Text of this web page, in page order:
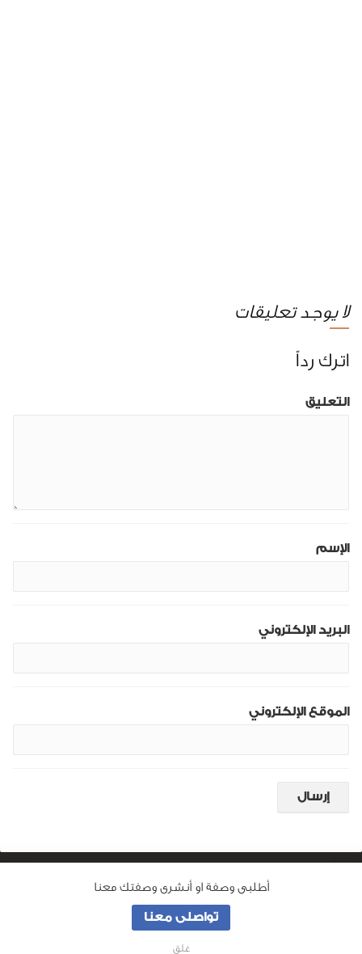
أطلبى وصفة او أنشرى وصفتك معنا
تواصلى معنا
غلق
لا يوجد تعليقات
اترك رداً
التعليق
الإسم
البريد الإلكتروني
الموقع الإلكتروني
من نحن
جميع الحقوق محفوظة لـوصفة ماما